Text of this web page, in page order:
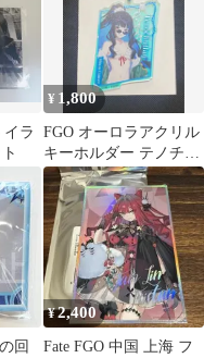
イラ
¥ 1,800
FGO オーロラアクリル
キーホルダー テノチテ
ィトラン fate
回
¥2,400
Fate FGO 中国 上海 フ